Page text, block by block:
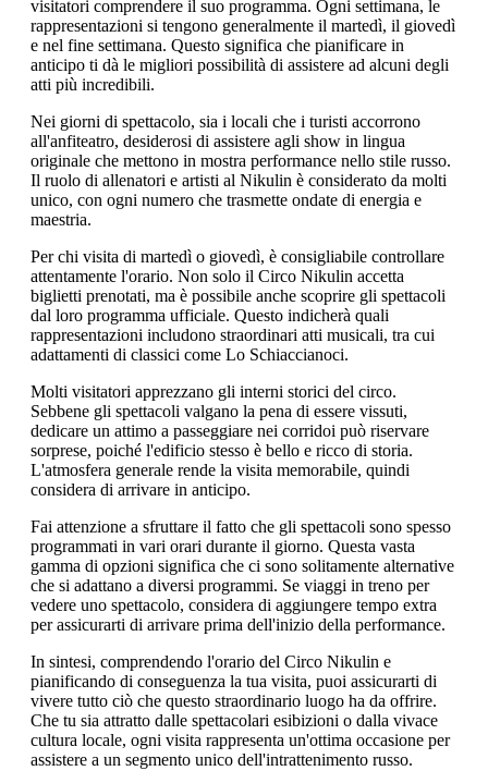
visitatori comprendere il suo programma. Ogni settimana, le
rappresentazioni si tengono generalmente il martedì, il giovedì
e nel fine settimana. Questo significa che pianificare in
anticipo ti dà le migliori possibilità di assistere ad alcuni degli
atti più incredibili.
Nei giorni di spettacolo, sia i locali che i turisti accorrono
all'anfiteatro, desiderosi di assistere agli show in lingua
originale che mettono in mostra performance nello stile russo.
Il ruolo di allenatori e artisti al Nikulin è considerato da molti
unico, con ogni numero che trasmette ondate di energia e
maestria.
Per chi visita di martedì o giovedì, è consigliabile controllare
attentamente l'orario. Non solo il Circo Nikulin accetta
biglietti prenotati, ma è possibile anche scoprire gli spettacoli
dal loro programma ufficiale. Questo indicherà quali
rappresentazioni includono straordinari atti musicali, tra cui
adattamenti di classici come Lo Schiaccianoci.
Molti visitatori apprezzano gli interni storici del circo.
Sebbene gli spettacoli valgano la pena di essere vissuti,
dedicare un attimo a passeggiare nei corridoi può riservare
sorprese, poiché l'edificio stesso è bello e ricco di storia.
L'atmosfera generale rende la visita memorabile, quindi
considera di arrivare in anticipo.
Fai attenzione a sfruttare il fatto che gli spettacoli sono spesso
programmati in vari orari durante il giorno. Questa vasta
gamma di opzioni significa che ci sono solitamente alternative
che si adattano a diversi programmi. Se viaggi in treno per
vedere uno spettacolo, considera di aggiungere tempo extra
per assicurarti di arrivare prima dell'inizio della performance.
In sintesi, comprendendo l'orario del Circo Nikulin e
pianificando di conseguenza la tua visita, puoi assicurarti di
vivere tutto ciò che questo straordinario luogo ha da offrire.
Che tu sia attratto dalle spettacolari esibizioni o dalla vivace
cultura locale, ogni visita rappresenta un'ottima occasione per
assistere a un segmento unico dell'intrattenimento russo.